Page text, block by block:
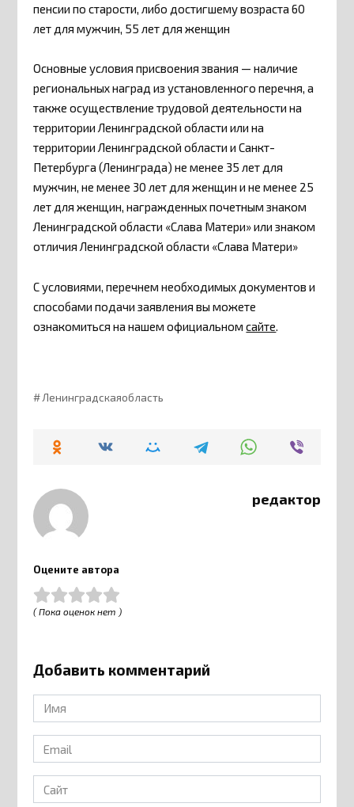
пенсии по старости, либо достигшему возраста 60
лет для мужчин, 55 лет для женщин
Основные условия присвоения звания — наличие
региональных наград из установленного перечня, а
также осуществление трудовой деятельности на
территории Ленинградской области или на
территории Ленинградской области и Санкт-
Петербурга (Ленинграда) не менее 35 лет для
мужчин, не менее 30 лет для женщин и не менее 25
лет для женщин, награжденных почетным знаком
Ленинградской области «Слава Матери» или знаком
отличия Ленинградской области «Слава Матери»
С условиями, перечнем необходимых документов и
способами подачи заявления вы можете
ознакомиться на нашем официальномсайте.
Ленинградскаяобласть
редактор
Оцените автора
( Пока оценок нет )
Добавить комментарий
Имя
*
Email
*
Сайт